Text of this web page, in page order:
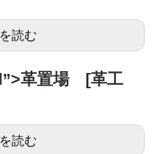
読む
革置場 [革工
読む